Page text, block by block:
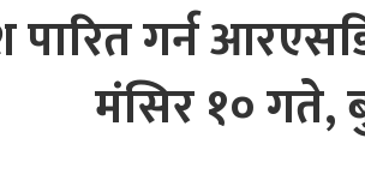
पारित गर्न
मंसिर १०